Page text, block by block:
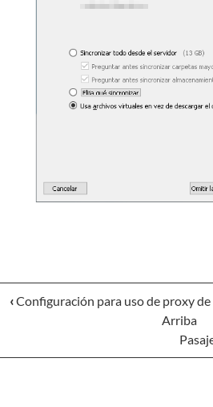
‹Configuración para uso de proxy
Arriba